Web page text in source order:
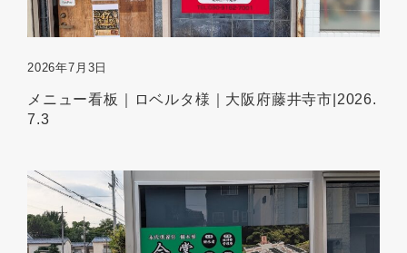
2026年7月3日
メニュー看板｜ロベルタ様｜大阪府藤井寺市|2026.
7.3